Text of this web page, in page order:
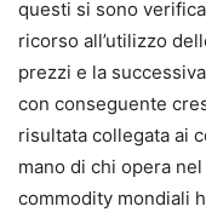
questi si sono
ricorso all’utilizzo
prezzi e la
con conseguente
risultata collegata ai
mano di chi opera
commodity mondiali